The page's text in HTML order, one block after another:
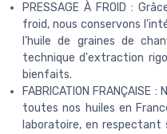
PRESSAGE À FROID :
froid, nous conservons
l'huile de graines de
technique d'extraction
bienfaits.
FABRICATION
toutes nos huiles en
laboratoire, en respectant